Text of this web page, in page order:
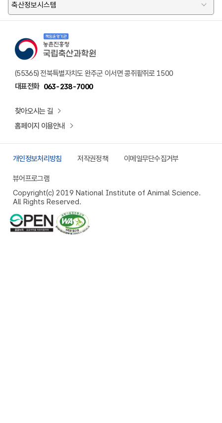
축산정보시스템
(55365) 전북특별자치도 완주군 이서면 콩쥐팥쥐로 1500
대표전화 063-238-7000
찾아오시는 길
홈페이지 이용안내
개인정보처리방침 저작권정책 이메일무단수집거부
뷰어프로그램
Copyright(c) 2019 National Institute of Animal Science.
All Rights Reserved.